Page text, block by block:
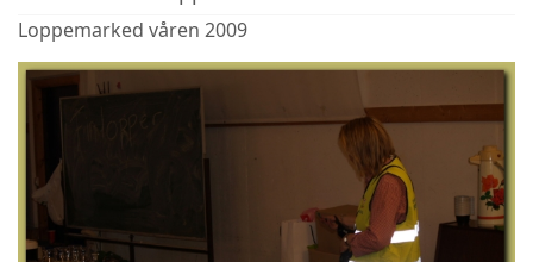
Loppemarked våren 2009